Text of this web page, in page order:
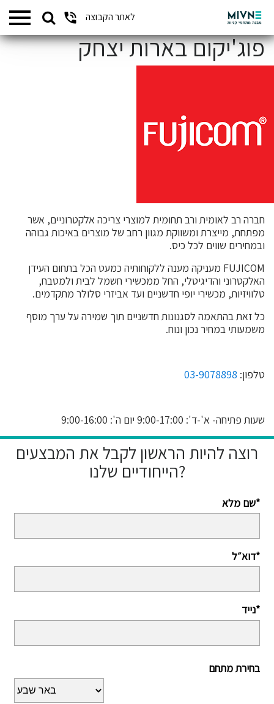
לאתר הקבוצהSearch
המתחמים שלנו
פוג'יקום בארות יצחק
חברה רב לאומית ורב תחומית למוצרי צריכה אלקטרוניים, אשר
מפתחת, מייצרת ומשווקת מגוון רחב של מוצרים באיכות גבוהה
ובמחירים שווים לכל כיס.
FUJICOM מעניקה מענה ללקוחותיה כמעט הכל בתחום העידן
האלקטרוני והדיגיטלי, החל ממכשירי חשמל לבית ולמטבח,
טלוויזיות, מכשירי יופי חדשניים ועד אביזרי סלולר מתקדמים.
כל זאת בהתאמה לסגנונות חדשניים תוך שמירה על ערך מוסף
משמעותי במחיר נכון ונוח.
טלפון: 03-9078898
שעות פתיחה- א'-ד': 9:00-17:00 יום ה': 9:00-16:00
רוצה להיות הראשון לקבל את המבצעים
הייחודיים שלנו?
שם מלא*
דוא״ל*
נייד*
בחירת מתחם